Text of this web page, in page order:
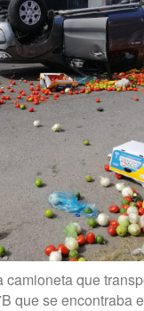
que
que se encontraba